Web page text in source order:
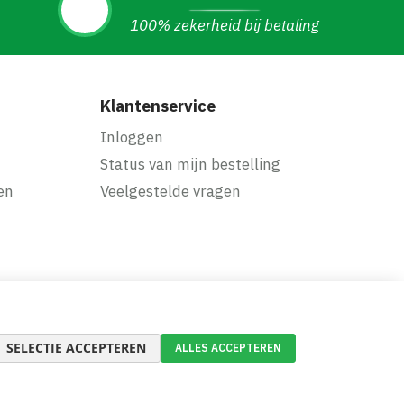
100% zekerheid bij betaling
Klantenservice
Inloggen
Status van mijn bestelling
Veelgestelde vragen
SELECTIE ACCEPTEREN ALLES ACCEPTEREN